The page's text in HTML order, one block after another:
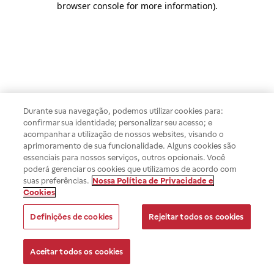
browser console for more information).
Durante sua navegação, podemos utilizar cookies para:
confirmar sua identidade; personalizar seu acesso; e
acompanhar a utilização de nossos websites, visando o
aprimoramento de sua funcionalidade. Alguns cookies são
essenciais para nossos serviços, outros opcionais. Você
poderá gerenciar os cookies que utilizamos de acordo com
suas preferências. Nossa Política de Privacidade e
Cookies
Definições de cookies Rejeitar todos os cookies
Aceitar todos os cookies